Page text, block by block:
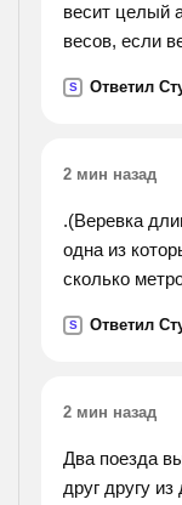
весит целый
весов, если
S Ответил
2 мин назад
.(Веревка
одна из
сколько
S Ответил
2 мин назад
Два поезда
друг другу